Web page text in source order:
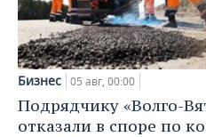
Бизнес 05 авг, 00:00
Подрядчику «Волго-
отказали в споре по